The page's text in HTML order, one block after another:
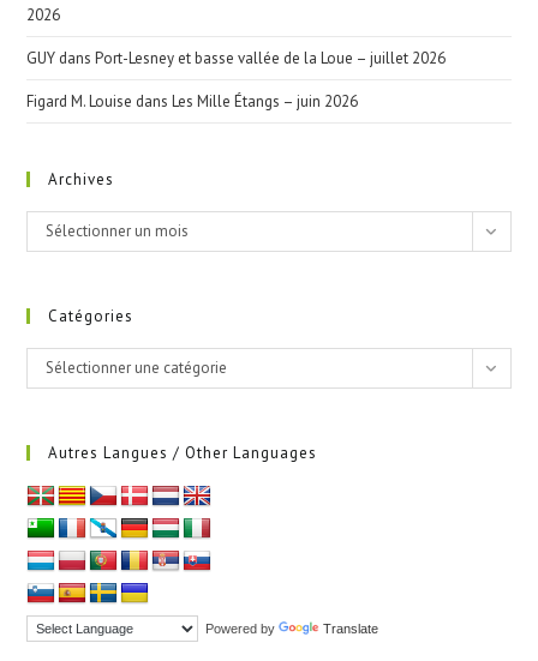
2026
GUY dansPort-Lesney et basse vallée de la Loue – juillet 2026
Figard M. Louise dansLes Mille Étangs – juin 2026
Archives
Archives
Sélectionner un mois
Catégories
Catégories
Sélectionner une catégorie
Autres Langues / Other Languages
Powered by Translate